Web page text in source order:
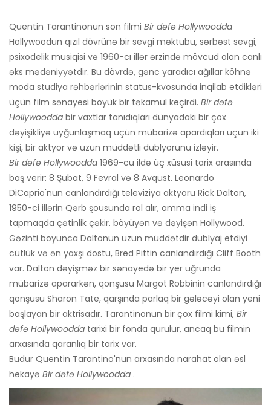
Quentin Tarantinonun son filmi Bir dəfə Hollywoodda
Hollywoodun qızıl dövrünə bir sevgi məktubu, sərbəst sevgi,
psixodelik musiqisi və 1960-cı illər ərzində mövcud olan canlı
əks mədəniyyətdir. Bu dövrdə, gənc yaradıcı ağıllar köhnə
moda studiya rəhbərlərinin status-kvosunda inqilab etdikləri
üçün film sənayesi böyük bir təkamül keçirdi. Bir dəfə
Hollywoodda bir vaxtlar tanıdıqları dünyadakı bir çox
dəyişikliyə uyğunlaşmaq üçün mübarizə apardıqları üçün iki
kişi, bir aktyor və uzun müddətli dublyorunu izləyir.
Bir dəfə Hollywoodda 1969-cu ildə üç xüsusi tarix arasında
baş verir: 8 Şubat, 9 Fevral və 8 Avqust. Leonardo
DiCaprio'nun canlandırdığı televiziya aktyoru Rick Dalton,
1950-ci illərin Qərb şousunda rol alır, amma indi iş
tapmaqda çətinlik çəkir. böyüyən və dəyişən Hollywood.
Gəzinti boyunca Daltonun uzun müddətdir dublyaj etdiyi
cütlük və ən yaxşı dostu, Bred Pittin canlandırdığı Cliff Booth
var. Dalton dəyişməz bir sənayedə bir yer uğrunda
mübarizə apararkən, qonşusu Margot Robbinin canlandırdığı
qonşusu Sharon Tate, qarşında parlaq bir gələcəyi olan yeni
başlayan bir aktrisadır. Tarantinonun bir çox filmi kimi, Bir
dəfə Hollywoodda tarixi bir fonda qurulur, ancaq bu filmin
arxasında qaranlıq bir tarix var.
Budur Quentin Tarantino'nun arxasında narahat olan əsl
hekayə Bir dəfə Hollywoodda .